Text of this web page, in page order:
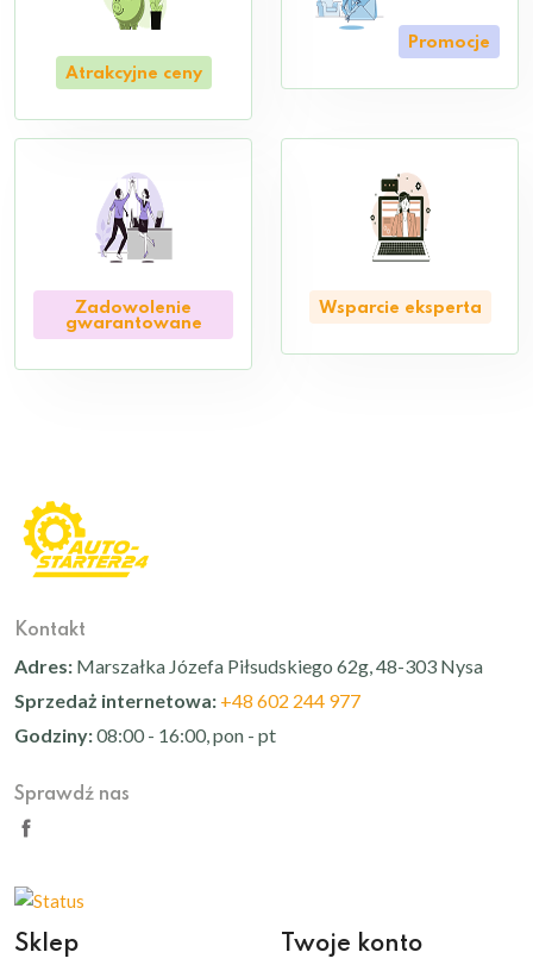
Atrakcyjne ceny
Promocje
Zadowolenie
gwarantowane
Wsparcie eksperta
Kontakt
Adres: Marszałka Józefa Piłsudskiego 62g, 48-303 Nysa
Sprzedaż internetowa: +48 602 244 977
Godziny:08:00 - 16:00, pon - pt
Sprawdź nas
Sklep Twoje konto